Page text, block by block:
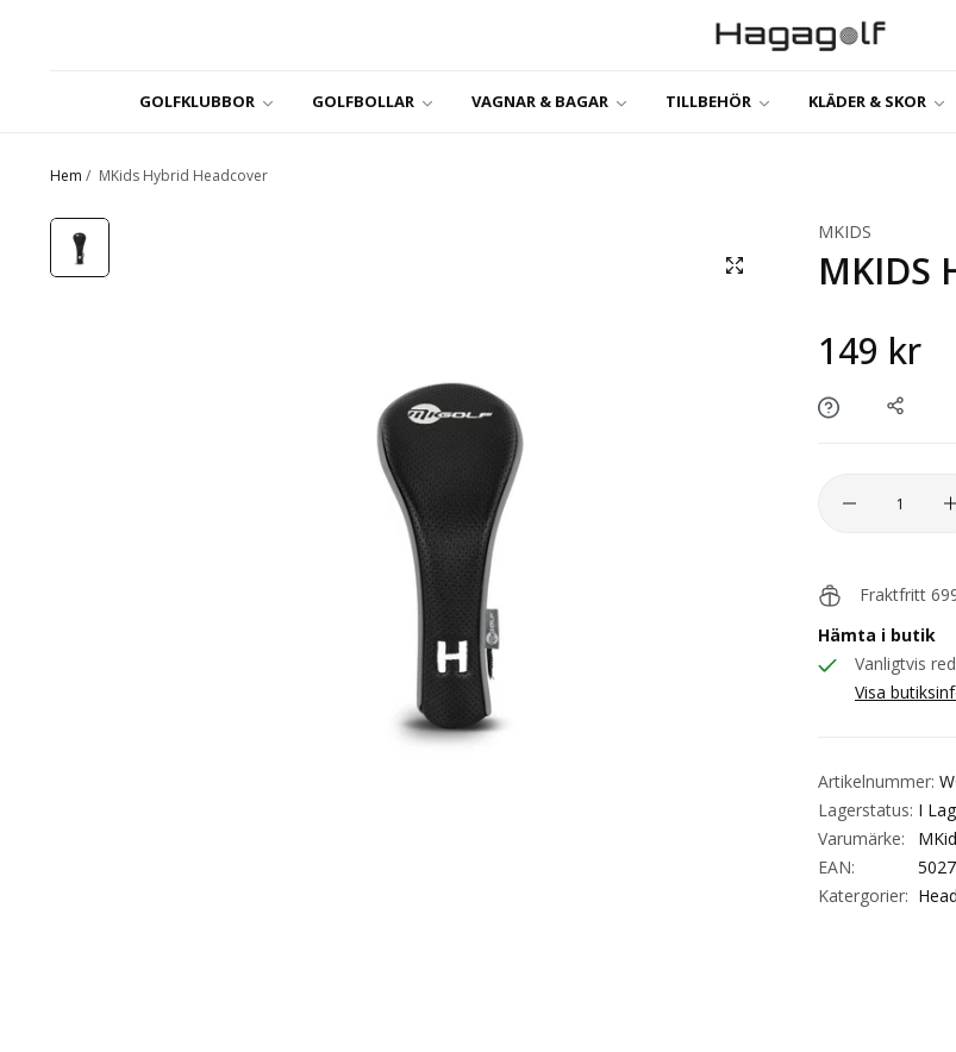
GOLFKLUBBOR GOLFBOLLAR VAGNAR & BAGAR TILLBEHÖR KLÄDER & SKOR
Hem / MKids Hybrid Headcover
MKIDS
MKIDS
149 kr
Fraktfritt
Hämta i butik
Vanligtvis
Visa
Artikelnummer:
Lagerstatus: I
Varumärke:
EAN:
Katergorier: